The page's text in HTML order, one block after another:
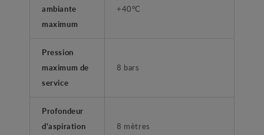
ambiante
maximum
+40°C
Pression
maximum de
service
8 bars
Profondeur
d'aspiration
8 mètres